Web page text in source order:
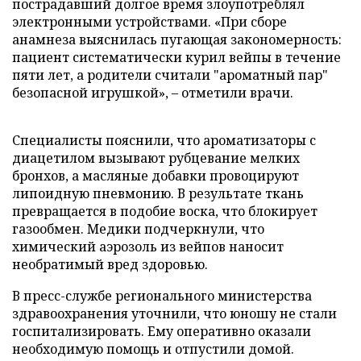
пострадавший долгое время злоупотреблял
электронными устройствами. «При сборе
анамнеза выяснилась пугающая закономерность:
пациент систематически курил вейпы в течение
пяти лет, а родители считали "ароматный пар"
безопасной игрушкой», – отметили врачи.
Специалисты пояснили, что ароматизаторы с
диацетилом вызывают рубцевание мелких
бронхов, а масляные добавки провоцируют
липоидную пневмонию. В результате ткань
превращается в подобие воска, что блокирует
газообмен. Медики подчеркнули, что
химический аэрозоль из вейпов наносит
необратимый вред здоровью.
В пресс-службе регионального министерства
здравоохранения уточнили, что юношу не стали
госпитализировать. Ему оперативно оказали
необходимую помощь и отпустили домой.